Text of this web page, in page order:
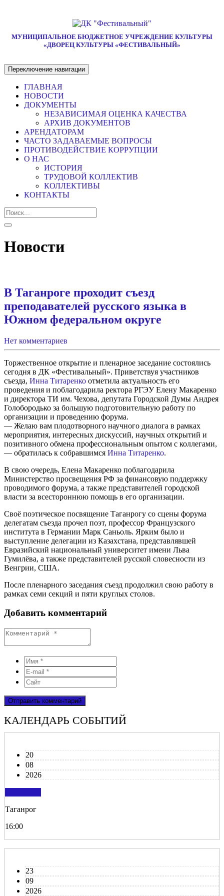
МУНИЦИПАЛЬНОЕ БЮДЖЕТНОЕ УЧРЕЖДЕНИЕ КУЛЬТУРЫ
«ДВОРЕЦ КУЛЬТУРЫ «ФЕСТИВАЛЬНЫЙ»
Переключение навигации
ГЛАВНАЯ
НОВОСТИ
ДОКУМЕНТЫ
НЕЗАВИСИМАЯ ОЦЕНКА КАЧЕСТВА
АРХИВ ДОКУМЕНТОВ
АРЕНДАТОРАМ
ЧАСТО ЗАДАВАЕМЫЕ ВОПРОСЫ
ПРОТИВОДЕЙСТВИЕ КОРРУПЦИИ
О НАС
ИСТОРИЯ
ТРУДОВОЙ КОЛЛЕКТИВ
КОЛЛЕКТИВЫ
КОНТАКТЫ
Новости
В Таганроге проходит съезд
преподавателей русского языка в
Южном федеральном округе
Нет комментариев
Торжественное открытие и пленарное заседание состоялись
сегодня в ДК «Фестивальный». Приветствуя участников
съезда, Инна Титаренко отметила актуальность его
проведения и поблагодарила ректора РГЭУ Елену Макаренко
и директора ТИ им. Чехова, депутата Городской Думы Андрея
Голобородько за большую подготовительную работу по
организации и проведению форума.
— Желаю вам плодотворного научного диалога в рамках
мероприятия, интересных дискуссий, научных открытий и
позитивного обмена профессиональным опытом с коллегами,
— обратилась к собравшимся Инна Титаренко.
В свою очередь, Елена Макаренко поблагодарила
Министерство просвещения РФ за финансовую поддержку
проводимого форума, а также представителей городской
власти за всестороннюю помощь в его организации.
Своё поэтическое посвящение Таганрогу со сцены форума
делегатам съезда прочел поэт, профессор Французского
института в Германии Марк Саньоль. Ярким было и
выступление делегации из Казахстана, представлявшей
Евразийский национальный университет имени Льва
Гумилёва, а также представителей русской словесности из
Венгрии, США.
После пленарного заседания съезд продолжил свою работу в
рамках семи секций и пяти круглых столов.
Добавить комментарий
КАЛЕНДАРЬ СОБЫТИЙ
20
08
2026
Таганрог
16:00
23
09
2026